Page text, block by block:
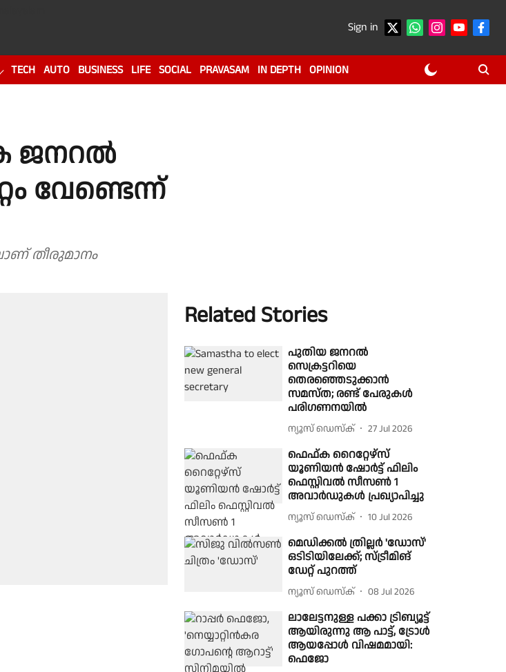
Sign in
TECH AUTO BUSINESS LIFE SOCIAL PRAVASAM IN DEPTH OPINION
ജനറൽ
വേണ്ടെന്ന്
തീരുമാനം
Related Stories
പുതിയ ജനറൽ
സെക്രട്ടറിയെ
തെരഞ്ഞെടുക്കാൻ
സമസ്ത; രണ്ട് പേരുകൾ
പരിഗണനയിൽ
ന്യൂസ് ഡെസ്ക് 27 Jul 2026
ഫെഫ്ക റൈറ്റേഴ്സ്
യൂണിയൻ ഷോർട്ട് ഫിലിം
ഫെസ്റ്റിവൽ സീസൺ 1
അവാർഡുകൾ പ്രഖ്യാപിച്ചു
ന്യൂസ് ഡെസ്ക് 10 Jul 2026
മെഡിക്കൽ ത്രില്ലർ 'ഡോസ്'
ഒടിടിയിലേക്ക്; സ്ട്രീമിങ്
ഡേറ്റ് പുറത്ത്
ന്യൂസ് ഡെസ്ക് 08 Jul 2026
ലാലേട്ടനുള്ള പക്കാ ട്രിബ്യൂട്ട്
ആയിരുന്നു ആ പാട്ട്, ട്രോൾ
ആയപ്പോൾ വിഷമമായി:
ഫെജോ